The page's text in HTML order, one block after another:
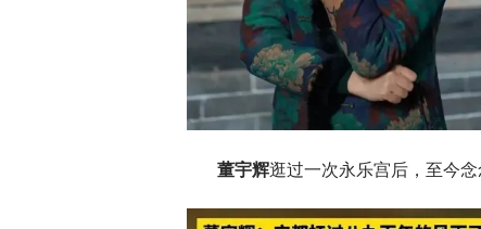
董宇辉逛过一次永乐宫后，至今念